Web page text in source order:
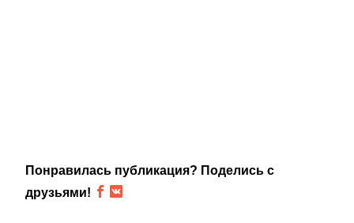
Понравилась публикация? Поделись с
друзьями!